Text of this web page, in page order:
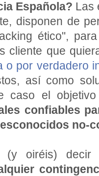
Española? Las
disponen de
ético",
cliente que
o por verdadero
así como
caso el
confiables
no-
(y oiréis)